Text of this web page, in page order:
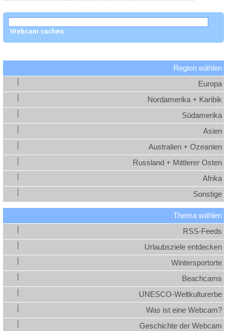
Region wählen
Europa
Nordamerika + Karibik
Südamerika
Asien
Australien + Ozeanien
Russland + Mittlerer Osten
Afrika
Sonstige
Thema wählen
RSS-Feeds
Urlaubsziele entdecken
Wintersportorte
Beachcams
UNESCO-Weltkulturerbe
Was ist eine Webcam?
Geschichte der Webcam